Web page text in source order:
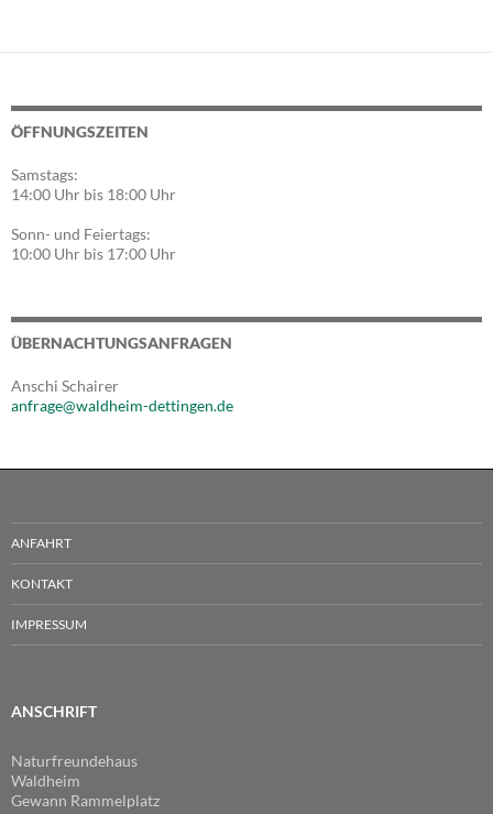
ÖFFNUNGSZEITEN
Samstags:
14:00 Uhr bis 18:00 Uhr
Sonn- und Feiertags:
10:00 Uhr bis 17:00 Uhr
ÜBERNACHTUNGSANFRAGEN
Anschi Schairer
anfrage@waldheim-dettingen.de
ANFAHRT
KONTAKT
IMPRESSUM
ANSCHRIFT
Naturfreundehaus
Waldheim
Gewann Rammelplatz